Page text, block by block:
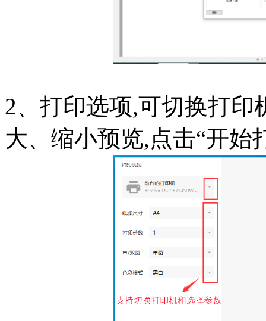
2、打印选项,可切换打印
大、缩小预览,点击“开始